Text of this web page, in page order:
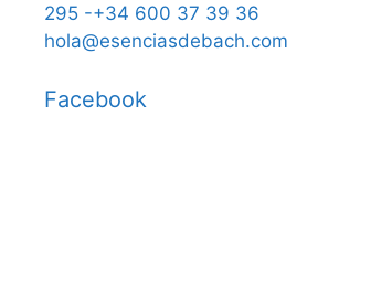
295 -+34 600 37 39 36
hola@esenciasdebach.com
Facebook